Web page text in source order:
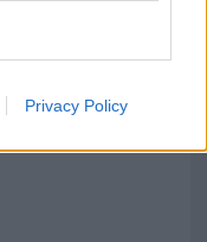
Privacy Policy